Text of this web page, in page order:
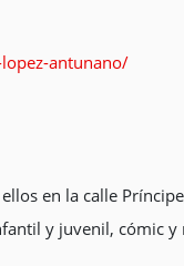
antunano/
en la calle
y juvenil, cómic